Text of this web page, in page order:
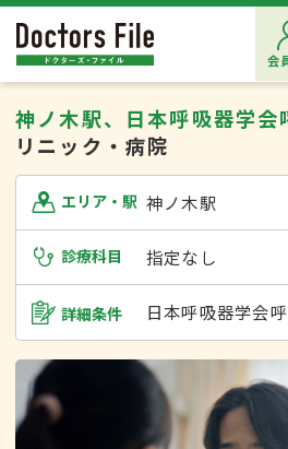
会
神ノ木駅、日本呼吸器学会
リニック・病院
エリア・駅 神ノ木駅
診療科目 指定なし
詳細条件 日本呼吸器学会